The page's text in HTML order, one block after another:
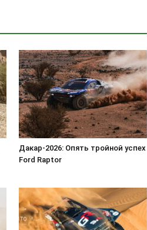
Дакар-2026: Опять тройной успех
Ford Raptor